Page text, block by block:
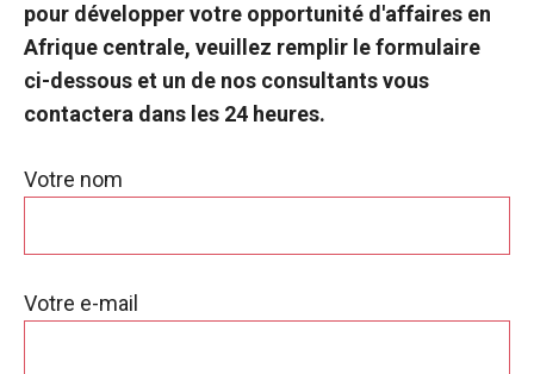
pour développer votre opportunité d'affaires en
Afrique centrale, veuillez remplir le formulaire
ci-dessous et un de nos consultants vous
contactera dans les 24 heures.
Votre nom
Votre e-mail